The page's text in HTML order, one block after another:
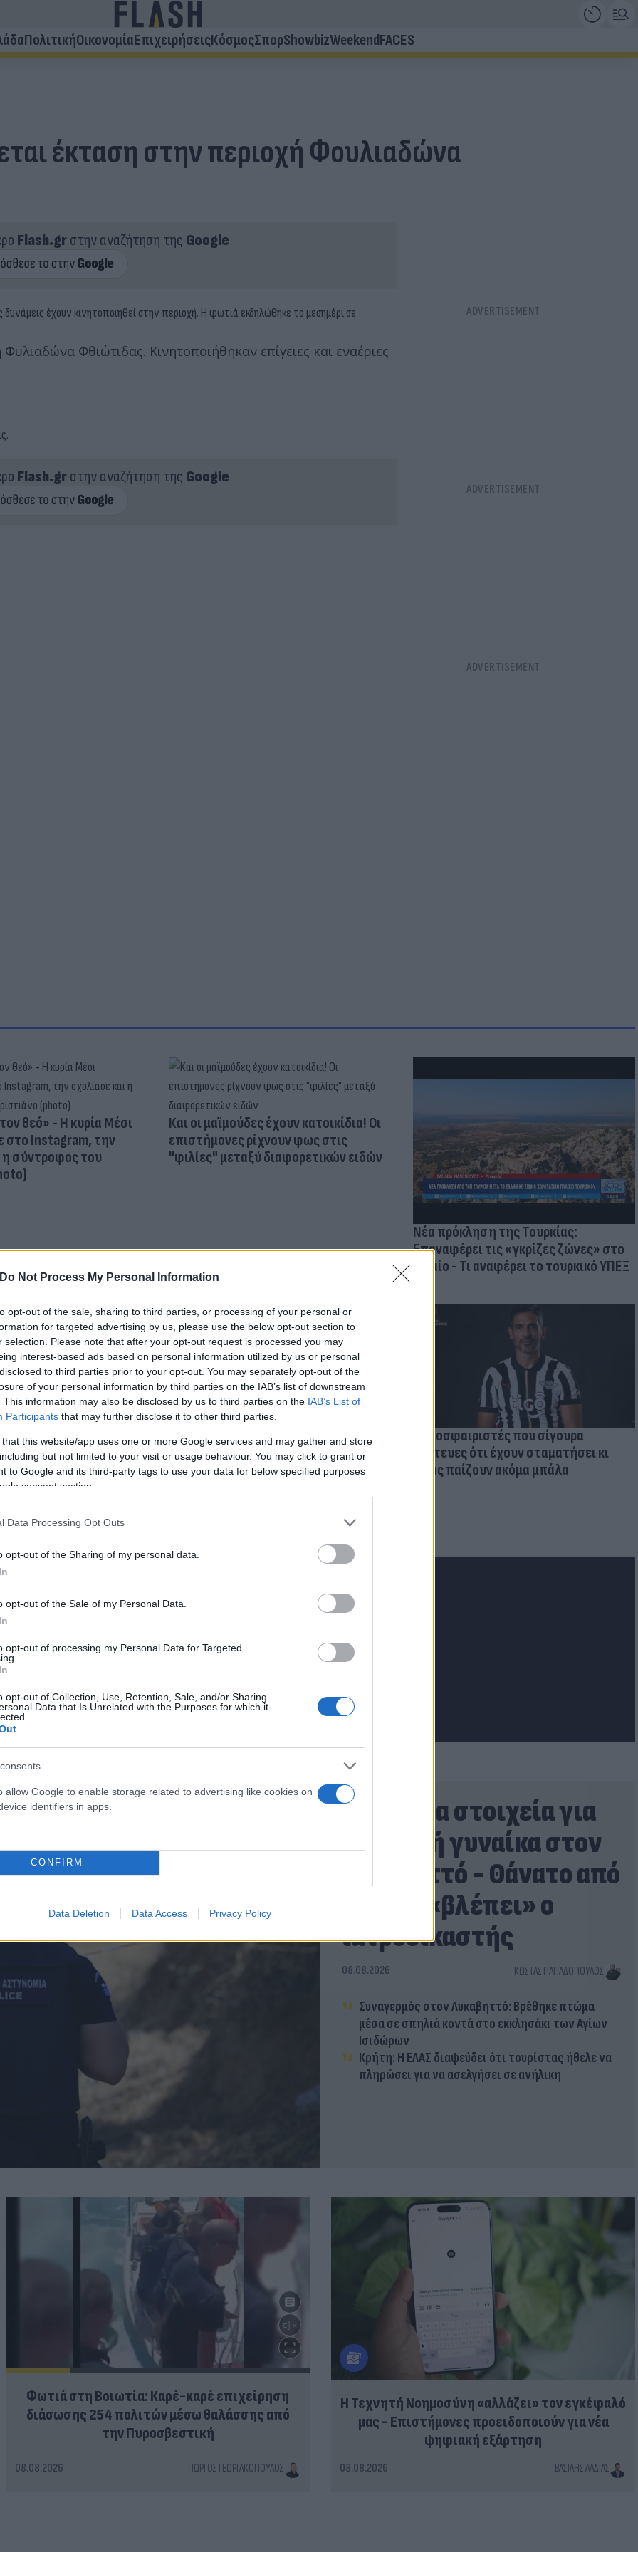
Do Not Process My Personal Information
opt-out of the sale, sharing to third parties, or processing of your personal or
for targeted advertising by us, please use the below opt-out section to
selection. Please note that after your opt-out request is processed you may
interest-based ads based on personal information utilized by us or personal
to third parties prior to your opt-out. You may separately opt-out of the
of your personal information by third parties on the IAB’s list of downstream
This information may also be disclosed by us to third parties on the IAB’s List of
Participants that may further disclose it to other third parties.
that this website/app uses one or more Google services and may gather and store
but not limited to your visit or usage behaviour. You may click to grant or
to Google and its third-party tags to use your data for below specified purposes
consent section.
Data Processing Opt Outs
opt-out of the Sharing of my personal data.
opt-out of the Sale of my Personal Data.
opt-out of processing my Personal Data for Targeted
opt-out of Collection, Use, Retention, Sale, and/or Sharing
Data that Is Unrelated with the Purposes for which it
allow Google to enable storage related to advertising like cookies on
identifiers in apps.
CONFIRM
Data Deletion Data Access Privacy Policy
ΠολιτικήΟικονομίαΕπιχειρήσειςΚόσμοςΣπορShowbizWeekendFACES
έκταση στην περιοχή Φουλιαδώνα
Flash.grστην αναζήτηση της Google
έχουν κινητοποιηθεί στην περιοχή. Η φωτιά εκδηλώθηκε το μεσημέρι σε
Φθιώτιδας. Κινητοποιήθηκαν επίγειες και εναέριες
Flash.grστην αναζήτηση της Google
θεό» - Η κυρία Μέσι
στο Instagram, την
η σύντροφος του
Και οι μαϊμούδες έχουν κατοικίδια! Οι
επιστήμονες ρίχνουν φως στις
"φιλίες" μεταξύ διαφορετικών ειδών
Νέα πρόκληση της Τουρκίας:
Επαναφέρει τις «γκρίζες ζώνες» στο
Αιγαίο - Τι αναφέρει το τουρκικό ΥΠΕΞ
3,5 φορές
ο κίνδυνος σοβαρής
κάκωσης
Νέο κύμα καύσωνα σαρώνει την
Ευρώπη: Θερμοκρασίες - ρεκόρ &
Ποδοσφαιριστές που σίγουρα
πίστευες ότι έχουν σταματήσει κι
όμως παίζουν ακόμα μπάλα
μην μένεις στο σκοτάδι... ακολούθησε το Flash.gr
Τα πρώτα στοιχεία για
τη νεκρή γυναίκα στον
Λυκαβηττό - Θάνατο από
πτώση «βλέπει» ο
ιατροδικαστής
08.08.2026 ΚΏΣΤΑΣ ΠΑΠΑΔΌΠΟΥΛΟΣ
Συναγερμός στον Λυκαβηττό: Βρέθηκε πτώμα
μέσα σε σπηλιά κοντά στο εκκλησάκι των Αγίων
Ισιδώρων
Κρήτη: Η ΕΛΑΣ διαψεύδει ότι τουρίστας ήθελε να
πληρώσει για να ασελγήσει σε ανήλικη
Φωτιά στη Βοιωτία: Καρέ-καρέ επιχείρηση
διάσωσης 254 πολιτών μέσω θαλάσσης από
την Πυροσβεστική
08.08.2026 ΓΙΏΡΓΟΣ ΓΕΩΡΓΑΚΌΠΟΥΛΟΣ
Η Τεχνητή Νοημοσύνη «αλλάζει» τον εγκέφαλό
μας - Eπιστήμονες προειδοποιούν για νέα
ψηφιακή εξάρτηση
08.08.2026 ΒΑΣΊΛΗΣ ΛΑΔΙΆΣ